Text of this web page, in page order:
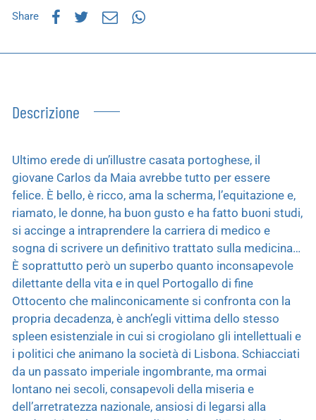
Share
Descrizione
Ultimo erede di un’illustre casata portoghese, il
giovane Carlos da Maia avrebbe tutto per essere
felice. È bello, è ricco, ama la scherma, l’equitazione e,
riamato, le donne, ha buon gusto e ha fatto buoni studi,
si accinge a intraprendere la carriera di medico e
sogna di scrivere un definitivo trattato sulla medicina…
È soprattutto però un superbo quanto inconsapevole
dilettante della vita e in quel Portogallo di fine
Ottocento che malinconicamente si confronta con la
propria decadenza, è anch’egli vittima dello stesso
spleen esistenziale in cui si crogiolano gli intellettuali e
i politici che animano la società di Lisbona. Schiacciati
da un passato imperiale ingombrante, ma ormai
lontano nei secoli, consapevoli della miseria e
dell’arretratezza nazionale, ansiosi di legarsi alla